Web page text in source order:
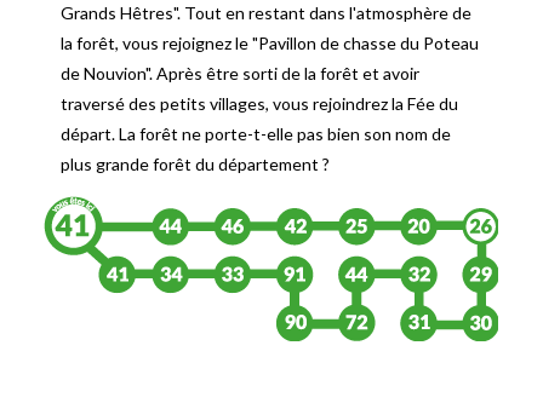
Grands Hêtres". Tout en restant dans l'atmosphère de
la forêt, vous rejoignez le "Pavillon de chasse du Poteau
de Nouvion". Après être sorti de la forêt et avoir
traversé des petits villages, vous rejoindrez la Fée du
départ. La forêt ne porte-t-elle pas bien son nom de
plus grande forêt du département ?